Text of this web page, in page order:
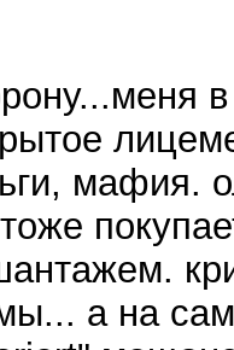
мафия.
а на